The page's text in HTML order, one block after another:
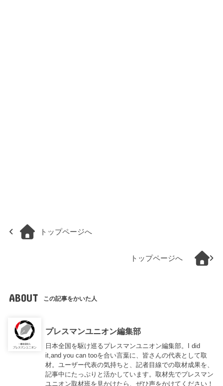
トップページへ
トップページへ
ABOUT この記事をかいた人
プレスマンユニオン編集部
日本全国を駆け巡るプレスマンユニオン編集部。I did
it,and you can tooを合い言葉に、皆さんの代表として取
材。ユーザー代表の気持ちと、記者目線での取材成果を、
記事中にたっぷりと活かしています。取材先でプレスマン
ユニオン取材班を見かけたら、ぜひ声をかけてください！